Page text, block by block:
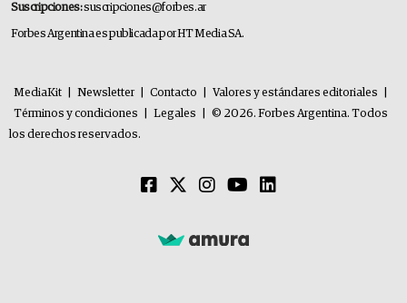
Suscripciones:suscripciones@forbes.ar
Forbes Argentina es publicada por HT Media SA.
MediaKit Newsletter Contacto Valores y estándares editoriales
Términos y condiciones
Legales
© 2026. Forbes Argentina. Todos
los derechos reservados.